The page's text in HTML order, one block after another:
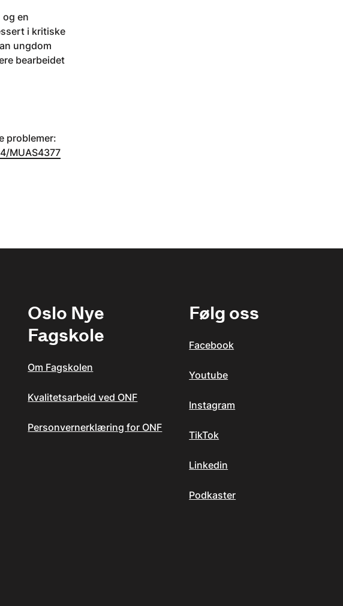
en
i kritiske
ungdom
bearbeidet
problemer:
MUAS4377
Oslo Nye
Fagskole
Om Fagskolen
Kvalitetsarbeid ved ONF
Personvernerklæring for ONF
Følg oss
Facebook
Youtube
Instagram
TikTok
Linkedin
Podkaster